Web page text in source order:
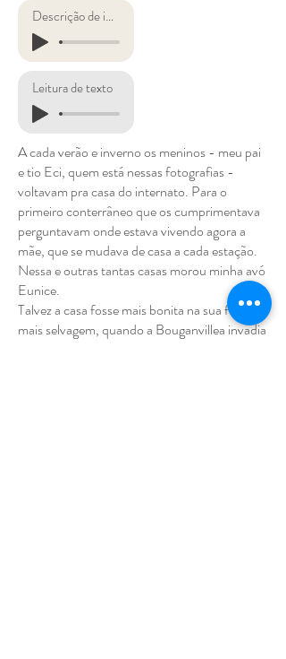
Descrição de imagens
Leitura de texto
A cada verão e inverno os meninos - meu pai
e tio Eci, quem está nessas fotografias -
voltavam pra casa do internato. Para o
primeiro conterrâneo que os cumprimentava
perguntavam onde estava vivendo agora a
mãe, que se mudava de casa a cada estação.
Nessa e outras tantas casas morou minha avó
Eunice.
Talvez a casa fosse mais bonita na sua forma
mais selvagem, quando a Bouganvillea invadia